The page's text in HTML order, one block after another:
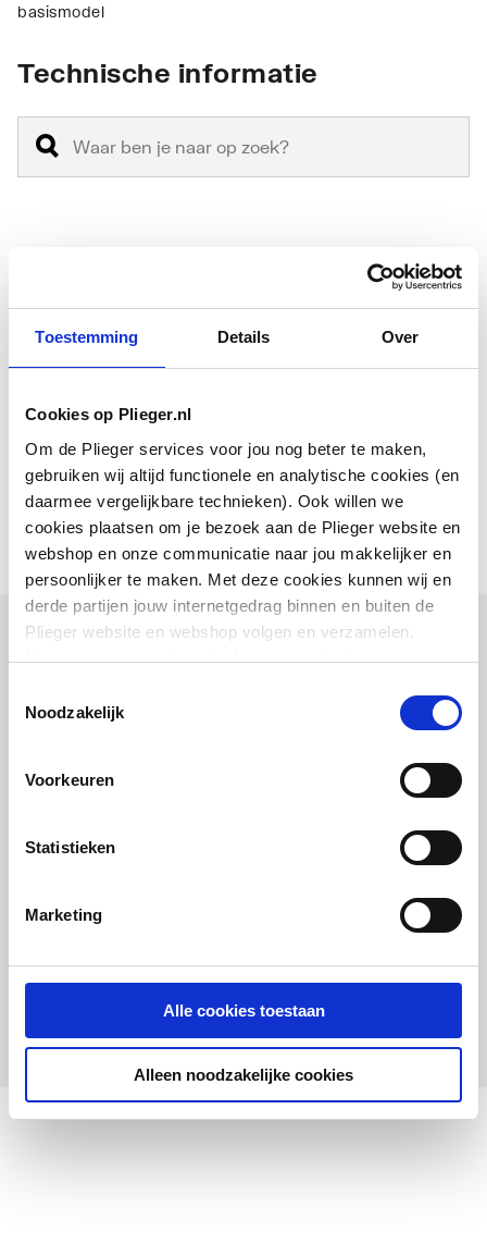
Toestemming Details Over
Cookies op Plieger.nl
Om de Plieger services voor jou nog beter te maken,
gebruiken wij altijd functionele en analytische cookies (en
daarmee vergelijkbare technieken). Ook willen we
cookies plaatsen om je bezoek aan de Plieger website en
webshop en onze communicatie naar jou makkelijker en
persoonlijker te maken. Met deze cookies kunnen wij en
derde partijen jouw internetgedrag binnen en buiten de
Plieger website en webshop volgen en verzamelen.
Hiermee passen wij en derden onze website, app,
We slaan je cookievoorkeur op in je browser.
Noodzakelijk
Voorkeuren
Statistieken
Marketing
Alle cookies toestaan
Alleen noodzakelijke cookies
basismodel
Technische informatie
Met ketting Nee
EPD certificaatapplication/pdf,2 MB
Leverancier: 111069